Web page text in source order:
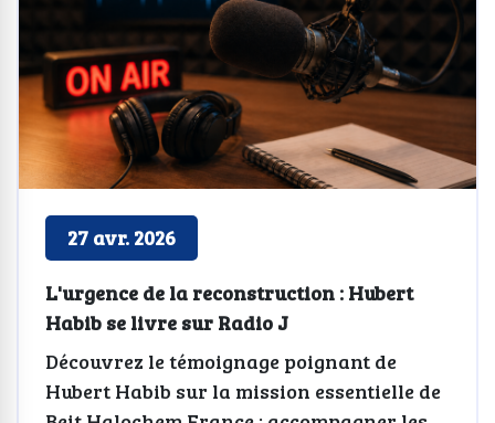
27 avr. 2026
L'urgence de la reconstruction : Hubert
Habib se livre sur Radio J
Découvrez le témoignage poignant de
Hubert Habib sur la mission essentielle de